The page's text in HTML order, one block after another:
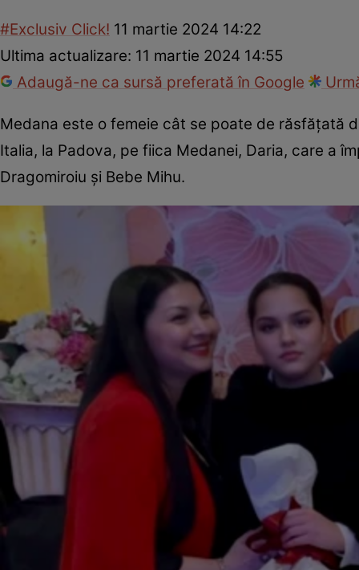
#Exclusiv Click! 11 martie 2024 14:22
Ultima actualizare: 11 martie 2024 14:55
Adaugă-ne ca sursă preferată în Google
Medana este o femeie cât se poate de răsfățată
Italia, la Padova, pe fiica Medanei, Daria, care a
Dragomiroiu și Bebe Mihu.